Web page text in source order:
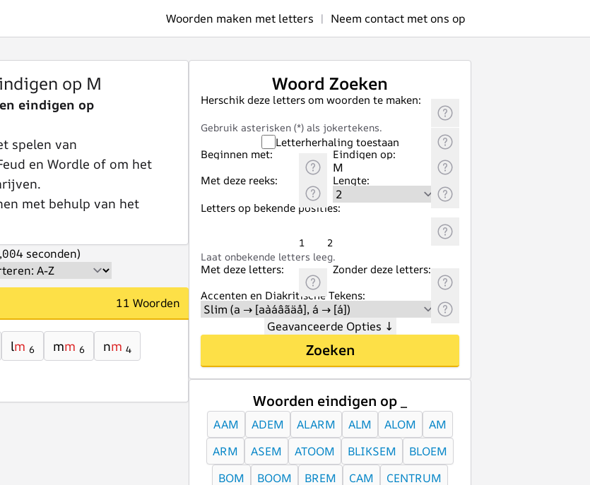
Woorden maken met letters | Neem contact met ons op
op M
eindigen op
spelen van
en Wordle of om het
met behulp van het
seconden)
11 Woorden
lm 6 mm 6 nm 4
Woord Zoeken
Herschik deze letters om woorden te maken:
Gebruik asterisken (*) als jokertekens.
Letterherhaling toestaan
Beginnen met:
Eindigen op:
Met deze reeks:
Lengte:
Letters op bekende posities:
1
2
Laat onbekende letters leeg.
Met deze letters:
Zonder deze letters:
Accenten en Diakritische Tekens:
Geavanceerde Opties ↓
Zoeken
Woorden eindigen op _
AAM ADEM ALARM ALM ALOM
AM
ARM
ASEM ATOOM BLIKSEM
BLOEM
BOM
BOOM BREM CAM
CENTRUM